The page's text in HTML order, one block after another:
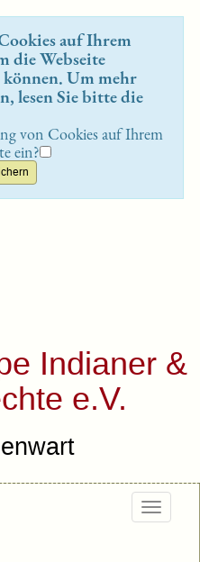
auf Ihrem
die Webseite
Um mehr
lesen Sie bitte die
von Cookies auf Ihrem
ein?
Indianer &
e.V.